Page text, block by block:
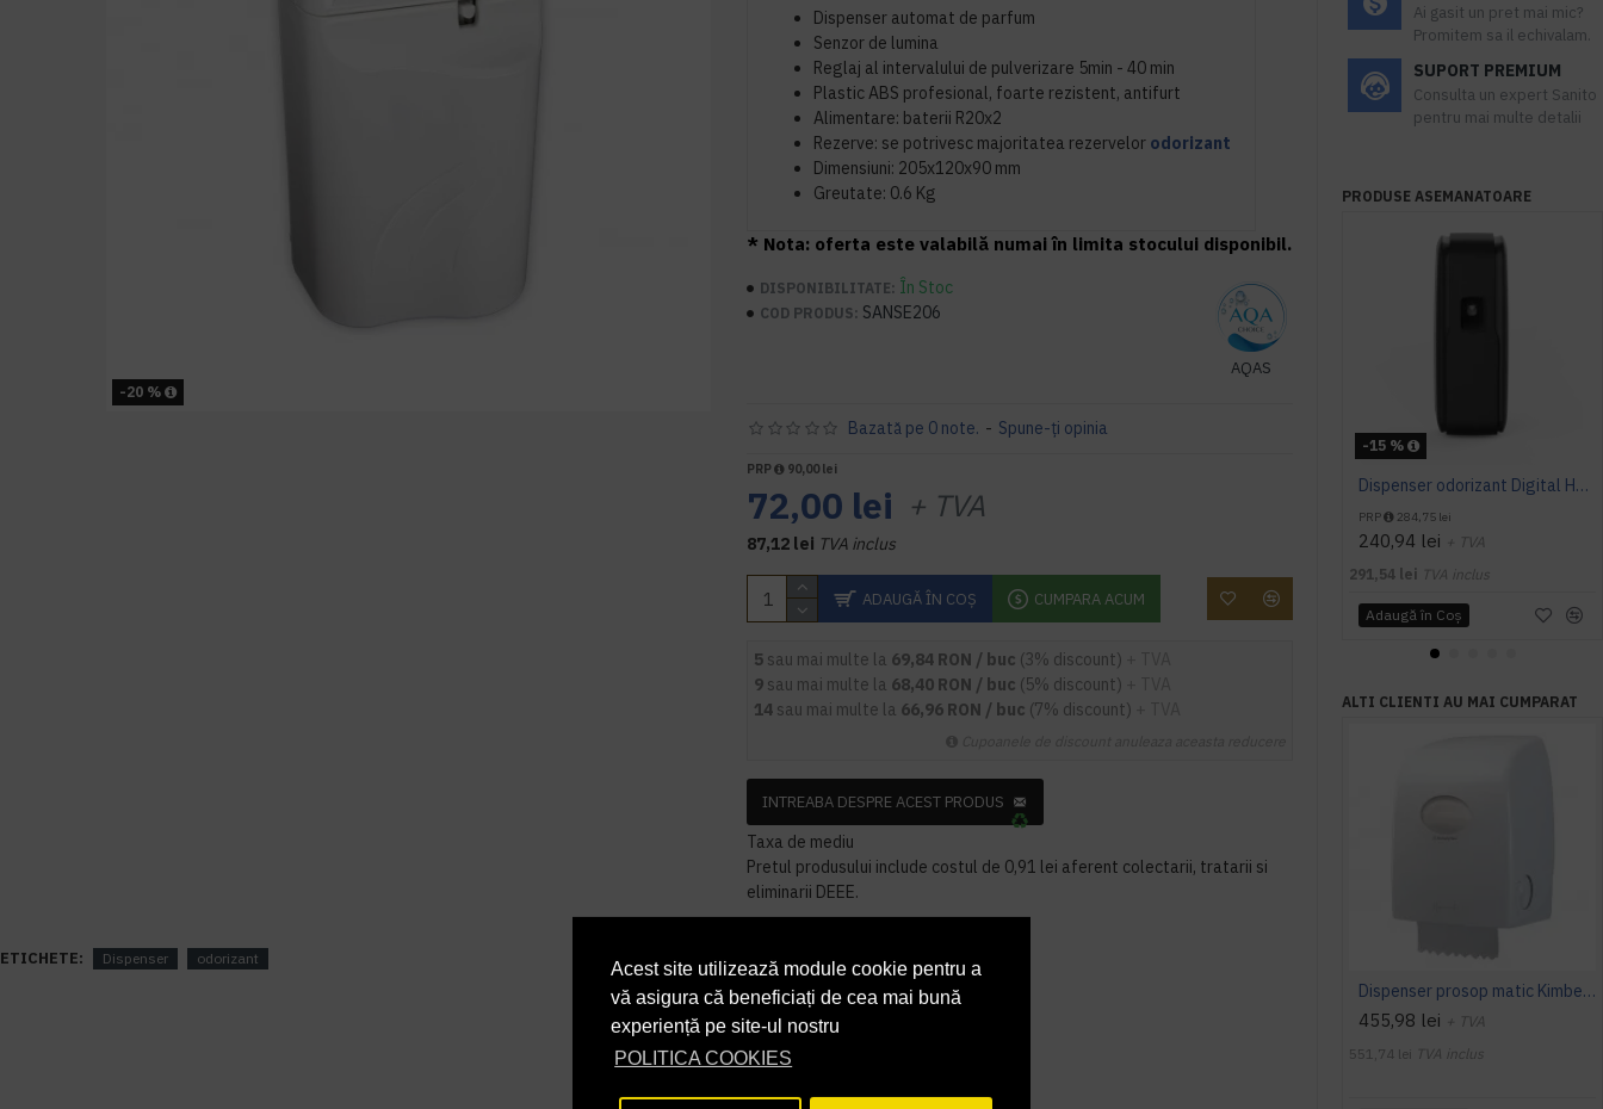
Acest site utilizează module cookie pentru a
vă asigura că beneficiați de cea mai bună
experiență pe site-ul nostru
POLITICA COOKIES
-20 %
Dispenser automat de parfum
Senzor de lumina
Reglaj al intervalului de pulverizare 5min - 40 min
Plastic ABS profesional, foarte rezistent, antifurt
Alimentare: baterii R20x2
Rezerve: se potrivesc majoritatea rezervelor odorizant
Dimensiuni: 205x120x90 mm
Greutate: 0.6 Kg
* Nota: oferta este valabilă numai în limita stocului disponibil.
DISPONIBILITATE: În Stoc
COD PRODUS: SANSE206
AQAS
Bazată pe 0 note. - Spune-ţi opinia
PRP 90,00 lei
72,00 lei + TVA
87,12 lei TVA inclus
ADAUGĂ ÎN COŞ CUMPARA ACUM
5 sau mai multe la 69,84 RON / buc (3% discount)
9 sau mai multe la 68,40 RON / buc (5% discount)
14 sau mai multe la 66,96 RON / buc (7% discount)
INTREABA DESPRE ACEST PRODUS
Taxa de mediu
Pretul produsului include costul de 0,91 lei aferent colectarii, tratarii si
eliminarii DEEE.
ETICHETE: Dispenser odorizant
Ai gasit un pret mai mic?
Promitem sa il echivalam.
SUPORT PREMIUM
Consulta un expert Sanito
pentru mai multe detalii
PRODUSE ASEMANATOARE
-15 %
Dispenser odorizant Digital Hygiene4you - negru
PRP 284,75 lei
240,94 lei + TVA
291,54 lei TVA inclus
Adaugă în Coş
ALTI CLIENTI AU MAI CUMPARAT
Dispenser prosop matic Kimberly-Clark Aquarius
455,98 lei + TVA
551,74 lei TVA inclus